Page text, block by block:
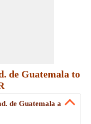
de Guatemala to
de Guatemala a